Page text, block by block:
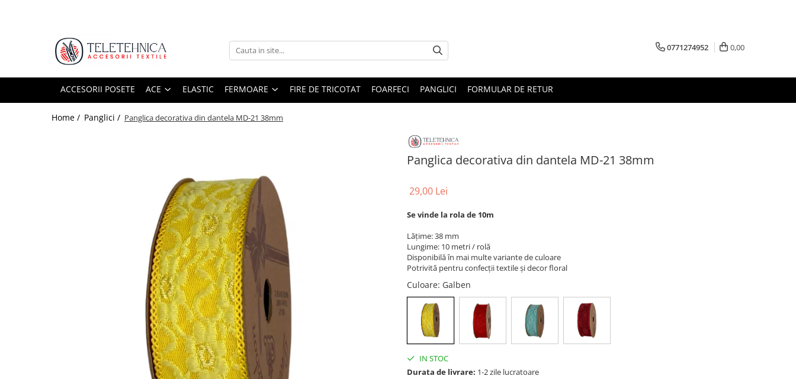
Ace cusut manual
Ace tricotat/crosetat
Fermoare
Fermoare metal
Fermoare plastic
0771274952 0,00
ACCESORII POSETE ACE ELASTIC FERMOARE FIRE DE TRICOTAT FOARFECI PANGLICI FORMULAR DE RETUR
Home / Panglici / Panglica decorativa din dantela MD-21 38mm
Panglica decorativa din dantela MD-21 38mm
29,00 Lei
Se vinde la rola de 10m
Lățime: 38 mm
Lungime: 10 metri / rolă
Disponibilă în mai multe variante de culoare
Potrivită pentru confecții textile și decor floral
Culoare: Galben
IN STOC
Durata de livrare: 1-2 zile lucratoare